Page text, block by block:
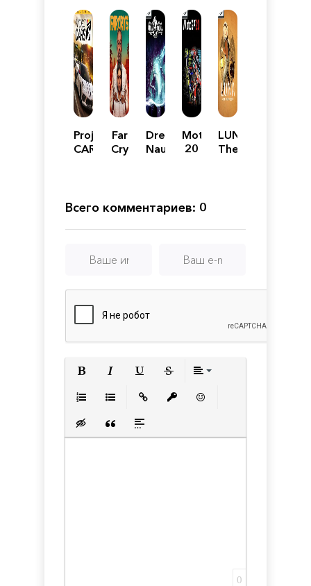
Project
CARS
Far
Cry
Dread
Nautical
MotoGP
20
LUNA
The
Всего комментариев: 0
Вставка скрытого текста
Вставка цитаты
Вставка спойлера
0